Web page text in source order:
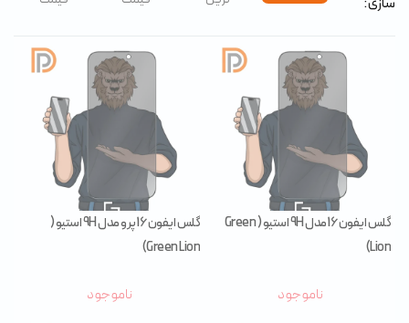
گلس ایفون 16 مدل 9H استیو ( Green
Lion)
ناموجود
گلس ایفون 16 پرو مدل 9H استیو (
Green Lion)
ناموجود